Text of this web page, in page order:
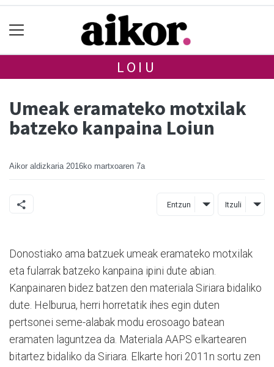
LOIU
Umeak eramateko motxilak
batzeko kanpaina Loiun
Aikor aldizkaria 2016ko martxoaren 7a
Entzun Itzuli
Donostiako ama batzuek umeak eramateko motxilak
eta fularrak batzeko kanpaina ipini dute abian.
Kanpainaren bidez batzen den materiala Siriara bidaliko
dute. Helburua, herri horretatik ihes egin duten
pertsonei seme-alabak modu erosoago batean
eramaten laguntzea da. Materiala AAPS elkartearen
bitartez bidaliko da Siriara. Elkarte hori 2011n sortu zen